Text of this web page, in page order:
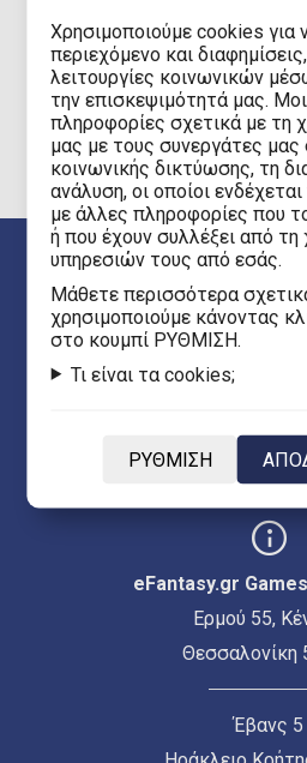
1
EL
eFantasy.gr
Ερμού 55,
Θεσσαλονίκη
Έβανς 5
Χρησιμοποιούμε cookies για
περιεχόμενο και
λειτουργίες κοινωνικών
την επισκεψιμότητά μας.
πληροφορίες σχετικά με τη
μας με τους συνεργάτες
κοινωνικής δικτύωσης, τη
ανάλυση, οι οποίοι
με άλλες πληροφορίες που
ή που έχουν συλλέξει από
υπηρεσιών τους από εσάς.
Mάθετε περισσότερα
χρησιμοποιούμε κάνοντας
στο κουμπί ΡΥΘΜΙΣΗ.
Τι είναι τα cookies;
ΡΥΘΜΙΣΗ